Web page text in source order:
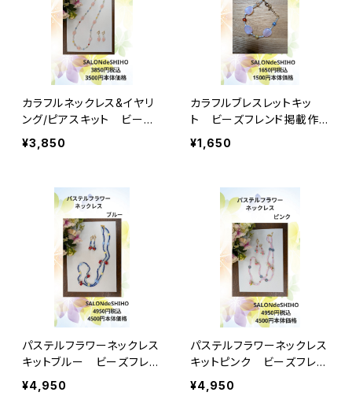
カラフルネックレス&イヤリ
ング/ピアスキット ビーズ
フレンド掲載作品
¥3,850
カラフルブレスレットキッ
ト ビーズフレンド掲載作
品
¥1,650
パステルフラワーネックレス
キットブルー ビーズフレン
ド掲載作品
¥4,950
パステルフラワーネックレス
キットピンク ビーズフレン
ド掲載作品
¥4,950